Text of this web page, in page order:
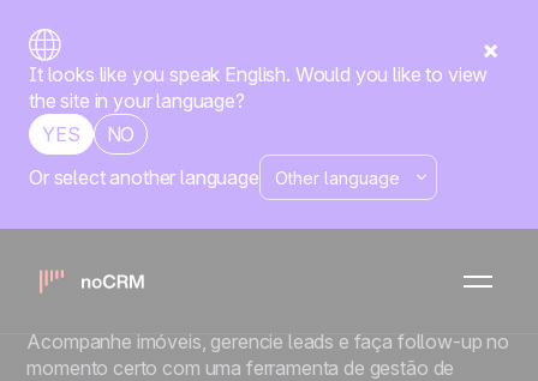
It looks like you speak English. Would you like to view
the site in your language?
YES
NO
Or select another language
PROFISSIONAIS DO MERCADO
Mais mandatos.
Mais fechamentos.
Acompanhe imóveis, gerencie leads e faça follow-up no
momento certo com uma ferramenta de gestão de